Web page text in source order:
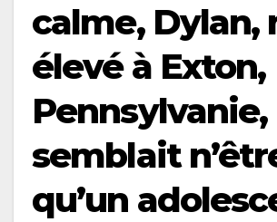
calme, Dylan,
élevé à Exton,
Pennsylvanie,
semblait
qu’un